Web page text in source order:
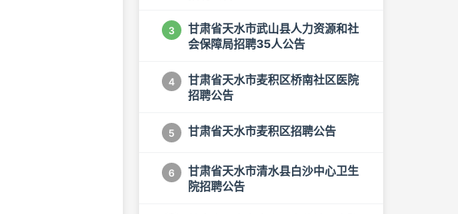
3
甘肃省天水市武山县人力资源和社
会保障局招聘35人公告
4
甘肃省天水市麦积区桥南社区医院
招聘公告
5 甘肃省天水市麦积区招聘公告
6
甘肃省天水市清水县白沙中心卫生
院招聘公告